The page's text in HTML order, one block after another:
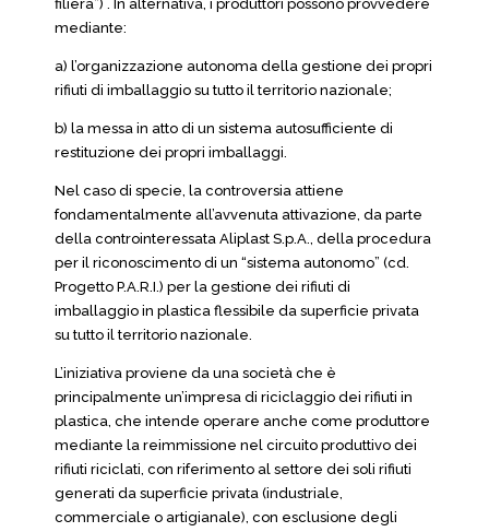
filiera”) . In alternativa, i produttori possono provvedere
mediante:
a) l’organizzazione autonoma della gestione dei propri
rifiuti di imballaggio su tutto il territorio nazionale;
b) la messa in atto di un sistema autosufficiente di
restituzione dei propri imballaggi.
Nel caso di specie, la controversia attiene
fondamentalmente all’avvenuta attivazione, da parte
della controinteressata Aliplast S.p.A., della procedura
per il riconoscimento di un “sistema autonomo” (cd.
Progetto P.A.R.I.) per la gestione dei rifiuti di
imballaggio in plastica flessibile da superficie privata
su tutto il territorio nazionale.
L’iniziativa proviene da una società che è
principalmente un’impresa di riciclaggio dei rifiuti in
plastica, che intende operare anche come produttore
mediante la reimmissione nel circuito produttivo dei
rifiuti riciclati, con riferimento al settore dei soli rifiuti
generati da superficie privata (industriale,
commerciale o artigianale), con esclusione degli